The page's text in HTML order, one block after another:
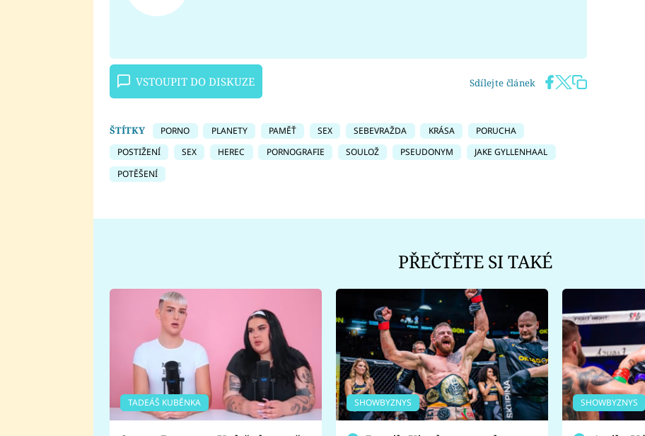
VSTOUPIT DO DISKUZE Sdílejte článek
ŠTÍTKY PORNO PLANETY PAMĚŤ SEX SEBEVRAŽDA KRÁSA
PORUCHA
POSTIŽENÍ
SEX HEREC PORNOGRAFIE SOULOŽ PSEUDONYM
JAKE GYLLENHAAL
POTĚŠENÍ
PŘEČTĚTE SI TAKÉ
TADEÁŠ KUBĚNKA SHOWBYZNYS SHOWBYZNYS